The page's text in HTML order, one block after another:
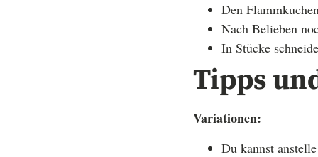
Den
Nach Belieben
In Stücke
Tipps
Variationen:
Du kannst